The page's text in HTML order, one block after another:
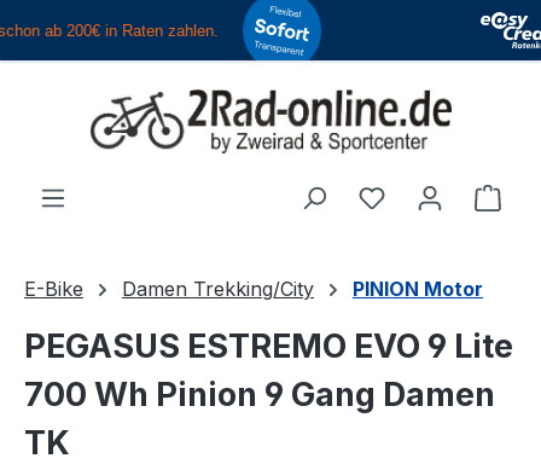
Zum Hauptinhalt springen
Du hast 0
E-Bike Damen Trekking/City PINION Motor
PEGASUS ESTREMO EVO 9 Lite
700 Wh Pinion 9 Gang Damen
TK